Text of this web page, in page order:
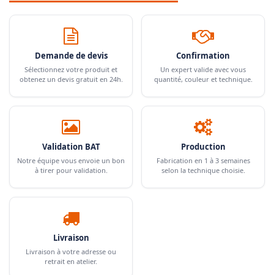
Demande de devis
Sélectionnez votre produit et
obtenez un devis gratuit en 24h.
Confirmation
Un expert valide avec vous
quantité, couleur et technique.
Validation BAT
Notre équipe vous envoie un bon
à tirer pour validation.
Production
Fabrication en 1 à 3 semaines
selon la technique choisie.
Livraison
Livraison à votre adresse ou
retrait en atelier.